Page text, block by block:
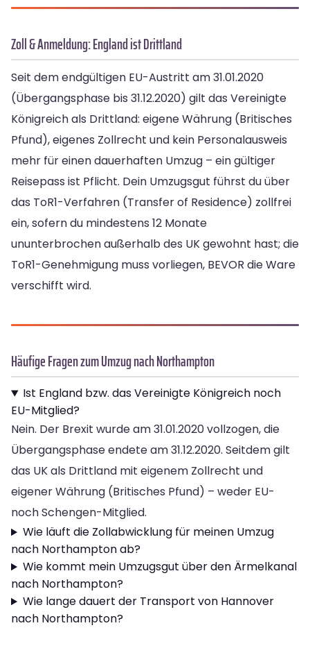
Zoll & Anmeldung: England ist Drittland
Seit dem endgültigen EU-Austritt am 31.01.2020
(Übergangsphase bis 31.12.2020) gilt das Vereinigte
Königreich als Drittland: eigene Währung (Britisches
Pfund), eigenes Zollrecht und kein Personalausweis
mehr für einen dauerhaften Umzug – ein gültiger
Reisepass ist Pflicht. Dein Umzugsgut führst du über
das ToR1-Verfahren (Transfer of Residence) zollfrei
ein, sofern du mindestens 12 Monate
ununterbrochen außerhalb des UK gewohnt hast; die
ToR1-Genehmigung muss vorliegen, BEVOR die Ware
verschifft wird.
Häufige Fragen zum Umzug nach Northampton
Ist England bzw. das Vereinigte Königreich noch
EU-Mitglied?
Nein. Der Brexit wurde am 31.01.2020 vollzogen, die
Übergangsphase endete am 31.12.2020. Seitdem gilt
das UK als Drittland mit eigenem Zollrecht und
eigener Währung (Britisches Pfund) – weder EU-
noch Schengen-Mitglied.
Wie läuft die Zollabwicklung für meinen Umzug
nach Northampton ab?
Wie kommt mein Umzugsgut über den Ärmelkanal
nach Northampton?
Wie lange dauert der Transport von Hannover
nach Northampton?